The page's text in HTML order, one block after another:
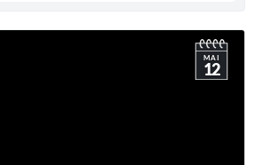
MAI
12